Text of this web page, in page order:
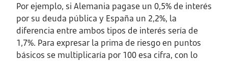
Por ejemplo, si Alemania pagase un 0,5% de interés
por su deuda pública y España un 2,2%, la
diferencia entre ambos tipos de interés sería de
1,7%. Para expresar la prima de riesgo en puntos
básicos se multiplicaría por 100 esa cifra, con lo